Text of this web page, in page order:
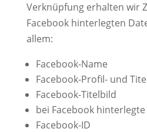
Verknüpfung erhalten wir
Facebook hinterlegten
allem:
Facebook-Name
Facebook-Profil- und
Facebook-Titelbild
bei Facebook hinterlegte
Facebook-ID